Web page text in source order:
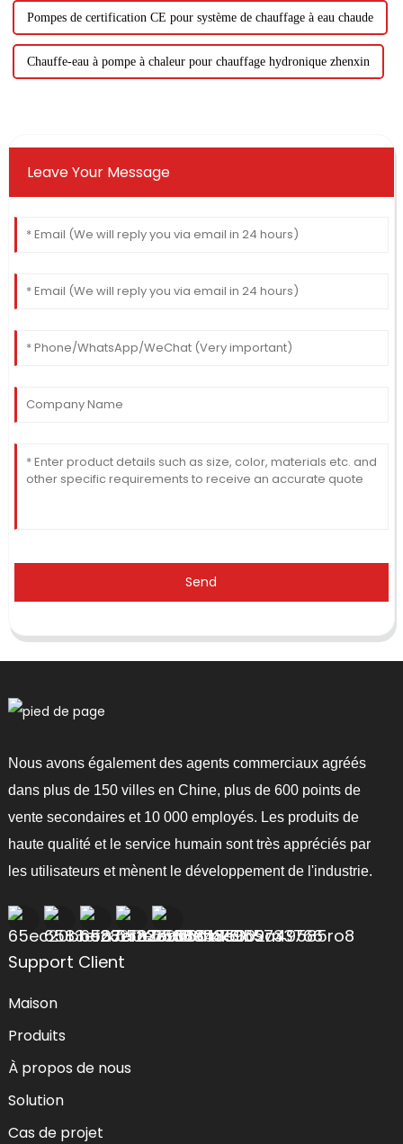
Pompes de certification CE pour système de chauffage à eau chaude
Chauffe-eau à pompe à chaleur pour chauffage hydronique zhenxin
Leave Your Message
Send
Nous avons également des agents commerciaux agréés
dans plus de 150 villes en Chine, plus de 600 points de
vente secondaires et 10 000 employés. Les produits de
haute qualité et le service humain sont très appréciés par
les utilisateurs et mènent le développement de l'industrie.
Support Client
Maison
Produits
À propos de nous
Solution
Cas de projet